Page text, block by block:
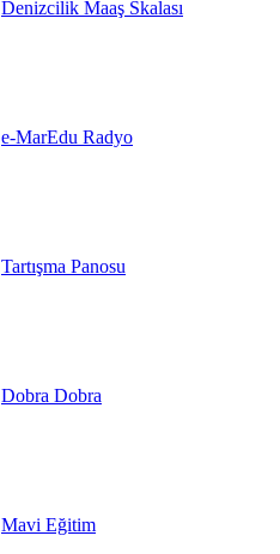
Denizcilik Maaş Skalası
e-MarEdu Radyo
Tartışma Panosu
Dobra Dobra
Mavi Eğitim